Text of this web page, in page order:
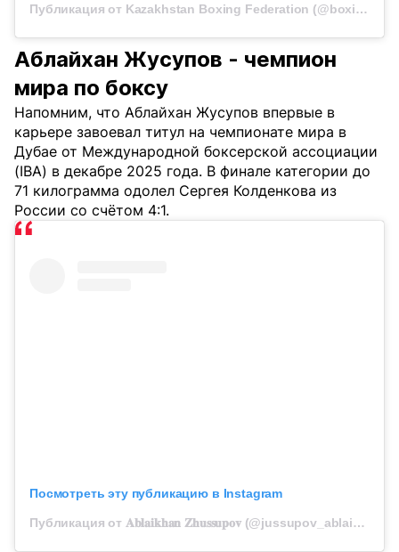
Публикация от Kazakhstan Boxing Federation (@boxingkazakhstan)
Аблайхан Жусупов - чемпион
мира по боксу
Напомним, что Аблайхан Жусупов впервые в
карьере завоевал титул на чемпионате мира в
Дубае от Международной боксерской ассоциации
(IBA) в декабре 2025 года. В финале категории до
71 килограмма одолел Сергея Колденкова из
России со счётом 4:1.
Посмотреть эту публикацию в Instagram
Публикация от 𝐀𝐛𝐥𝐚𝐢𝐤𝐡𝐚𝐧 𝐙𝐡𝐮𝐬𝐬𝐮𝐩𝐨𝐯 (@jussupov_ablaikhan)